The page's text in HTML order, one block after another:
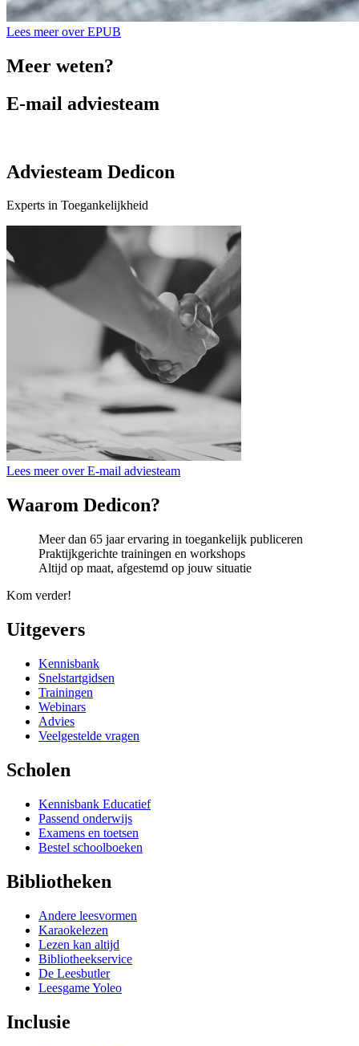
Lees meer over EPUB
Meer weten?
E-mail adviesteam
Adviesteam Dedicon
Experts in Toegankelijkheid
Lees meer over E-mail adviesteam
Waarom Dedicon?
Meer dan 65 jaar ervaring in toegankelijk publiceren
Praktijkgerichte trainingen en workshops
Altijd op maat, afgestemd op jouw situatie
Kom verder!
Uitgevers
Kennisbank
Snelstartgidsen
Trainingen
Webinars
Advies
Veelgestelde vragen
Scholen
Kennisbank Educatief
Passend onderwijs
Examens en toetsen
Bestel schoolboeken
Bibliotheken
Andere leesvormen
Karaokelezen
Lezen kan altijd
Bibliotheekservice
De Leesbutler
Leesgame Yoleo
Inclusie